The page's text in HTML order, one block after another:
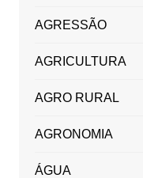
AGRESSÃO
AGRICULTURA
AGRO RURAL
AGRONOMIA
ÁGUA